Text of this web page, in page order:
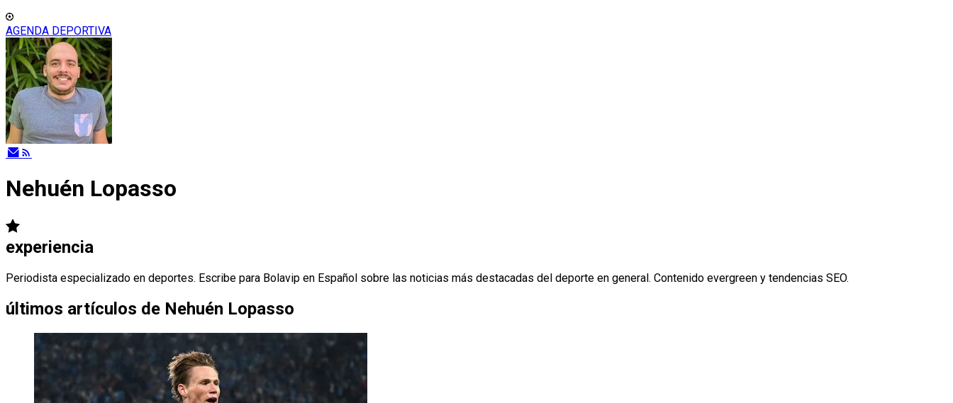
AGENDA DEPORTIVA
Nehuén Lopasso
experiencia
Periodista especializado en deportes. Escribe para Bolavip en Español sobre las noticias más destacadas del deporte en general. Contenido evergreen y tendencias SEO.
últimos artículos de Nehuén Lopasso